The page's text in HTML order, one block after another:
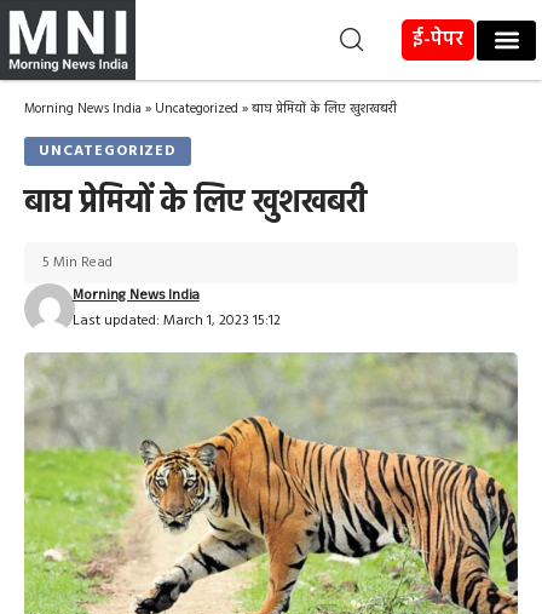
ई-पेपर
Morning News India » Uncategorized »बाघ प्रेमियों के लिए खुशखबरी
UNCATEGORIZED
बाघ प्रेमियों के लिए खुशखबरी
Last updated: March 1, 2023 15:12
Morning News India
5 Min Read